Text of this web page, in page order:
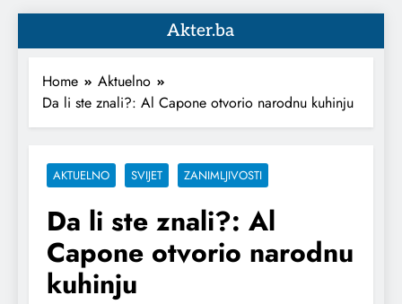
Akter.ba
Home
Aktuelno
Da li ste znali?: Al Capone otvorio narodnu kuhinju
AKTUELNO SVIJET ZANIMLJIVOSTI
Da li ste znali?: Al
Capone otvorio narodnu
kuhinju